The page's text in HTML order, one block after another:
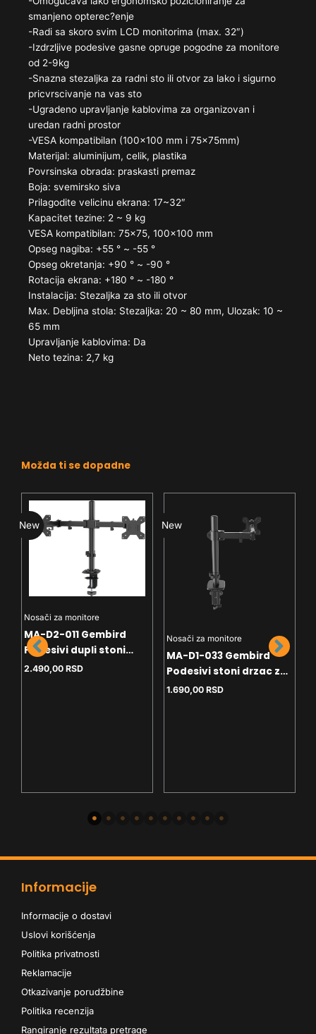
smanjeno opterec?enje
-Radi sa skoro svim LCD monitorima (max. 32″)
-Izdrzljive podesive gasne opruge pogodne za monitore
od 2-9kg
-Snazna stezaljka za radni sto ili otvor za lako i sigurno
pricvrscivanje na vas sto
-Ugradeno upravljanje kablovima za organizovan i
uredan radni prostor
-VESA kompatibilan (100×100 mm i 75x75mm)
Materijal: aluminijum, celik, plastika
Povrsinska obrada: praskasti premaz
Boja: svemirsko siva
Prilagodite velicinu ekrana: 17~32″
Kapacitet tezine: 2 ~ 9 kg
VESA kompatibilan: 75×75, 100×100 mm
Opseg nagiba: +55 ° ~ -55 °
Opseg okretanja: +90 ° ~ -90 °
Rotacija ekrana: +180 ° ~ -180 °
Instalacija: Stezaljka za sto ili otvor
Max. Debljina stola: Stezaljka: 20 ~ 80 mm, Ulozak: 10 ~
65 mm
Upravljanje kablovima: Da
Neto tezina: 2,7 kg
Možda ti se dopadne
New
Nosači za monitore
MA-D2-011 Gembird
Podesivi dupli stoni
drzac za monitor, tilt,
2.490,00 RSD
New
Nosači za monitore
MA-D1-033 Gembird
Podesivi stoni drzac za
monitor jedna ruka-
1.690,00 RSD
Informacije
Informacije o dostavi
Uslovi korišćenja
Politika privatnosti
Reklamacije
Otkazivanje porudžbine
Politika recenzija
Rangiranje rezultata pretrage